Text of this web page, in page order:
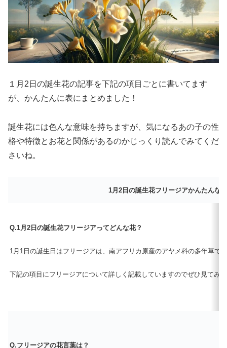
１月2日の誕生花の記事を下記の項目ごとに書いてます
が、かんたんに表にまとめました！
誕生花には色んな意味を持ちますが、気になるあの子の性
格や特徴とお花と関係があるのかじっくり読んでみてくだ
さいね。
1月2日の誕生花フリージアかんたんな
Q.1月2日の誕生花フリージアってどんな花？
1月1日の誕生日はフリージアは、南アフリカ原産のアヤメ科の多年草で
下記の項目にフリージアについて詳しく記載していますのでぜひ見てみ
Q.フリージアの花言葉は？